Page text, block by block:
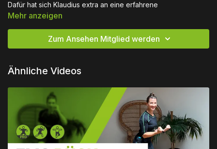
Dafür hat sich Klaudius extra an eine erfahrene
Physiotherapeutin gewandt um euch diese Übungen
Mehr anzeigen
Zum Ansehen Mitglied werden
Ähnliche Videos